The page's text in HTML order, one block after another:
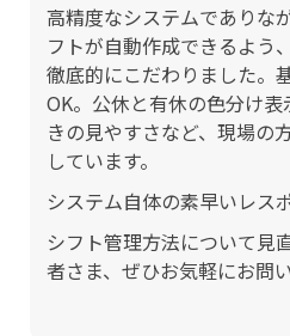
高精度なシステムでありな
フトが自動作成できるよう
徹底的にこだわりました。
OK。公休と有休の色分け
きの見やすさなど、現場の
しています。
システム自体の素早いレス
シフト管理方法について見
者さま、ぜひお気軽にお問